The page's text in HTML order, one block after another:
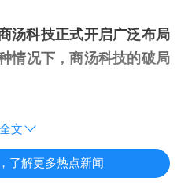
汤科技正式开启广泛布局
情况下，商汤科技的破局
文
了解更多热点新闻